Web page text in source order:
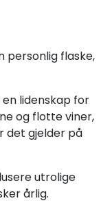
personlig flaske,
lidenskap for
og flotte viner,
det gjelder på
utrolige
årlig.